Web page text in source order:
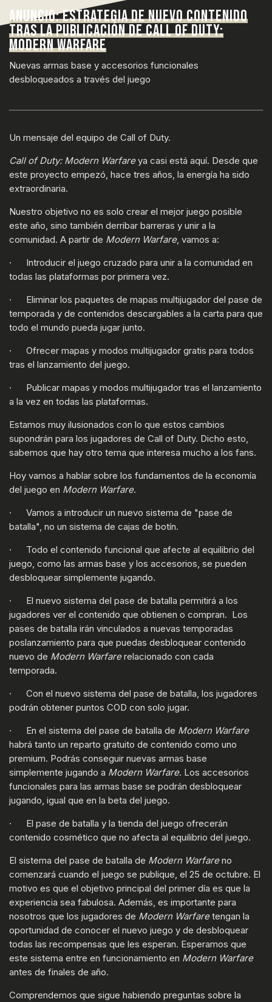
ANUNCIO: ESTRATEGIA DE NUEVO CONTENIDO
TRAS LA PUBLICACIÓN DE CALL OF DUTY:
MODERN WARFARE
Nuevas armas base y accesorios funcionales
desbloqueados a través del juego
Un mensaje del equipo de Call of Duty.
Call of Duty: Modern Warfareya casi está aquí. Desde que
este proyecto empezó, hace tres años, la energía ha sido
extraordinaria.
Nuestro objetivo no es solo crear el mejor juego posible
este año, sino también derribar barreras y unir a la
comunidad. A partir de Modern Warfare, vamos a:
· Introducir el juego cruzado para unir a la comunidad en
todas las plataformas por primera vez.
· Eliminar los paquetes de mapas multijugador del pase de
temporada y de contenidos descargables a la carta para que
todo el mundo pueda jugar junto.
· Ofrecer mapas y modos multijugador gratis para todos
tras el lanzamiento del juego.
· Publicar mapas y modos multijugador tras el lanzamiento
a la vez en todas las plataformas.
Estamos muy ilusionados con lo que estos cambios
supondrán para los jugadores de Call of Duty. Dicho esto,
sabemos que hay otro tema que interesa mucho a los fans.
Hoy vamos a hablar sobre los fundamentos de la economía
del juego en Modern Warfare.
· Vamos a introducir un nuevo sistema de "pase de
batalla", no un sistema de cajas de botín.
· Todo el contenido funcional que afecte al equilibrio del
juego, como las armas base y los accesorios, se pueden
desbloquear simplemente jugando.
· El nuevo sistema del pase de batalla permitirá a los
jugadores ver el contenido que obtienen o compran. Los
pases de batalla irán vinculados a nuevas temporadas
poslanzamiento para que puedas desbloquear contenido
nuevo de Modern Warfarerelacionado con cada
temporada.
· Con el nuevo sistema del pase de batalla, los jugadores
podrán obtener puntos COD con solo jugar.
· En el sistema del pase de batalla de Modern Warfare
habrá tanto un reparto gratuito de contenido como uno
premium. Podrás conseguir nuevas armas base
simplemente jugando a Modern Warfare. Los accesorios
funcionales para las armas base se podrán desbloquear
jugando, igual que en la beta del juego.
· El pase de batalla y la tienda del juego ofrecerán
contenido cosmético que no afecta al equilibrio del juego.
El sistema del pase de batalla de Modern Warfareno
comenzará cuando el juego se publique, el 25 de octubre. El
motivo es que el objetivo principal del primer día es que la
experiencia sea fabulosa. Además, es importante para
nosotros que los jugadores de Modern Warfaretengan la
oportunidad de conocer el nuevo juego y de desbloquear
todas las recompensas que les esperan. Esperamos que
este sistema entre en funcionamiento en Modern Warfare
antes de finales de año.
Comprendemos que sigue habiendo preguntas sobre la